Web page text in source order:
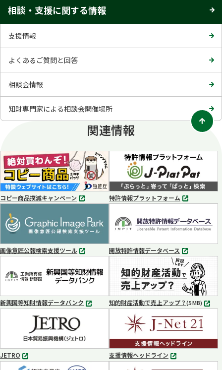
相談・支援に関する情報
支援情報
よくあるご質問と回答
相談会情報
知財専門家による相談会開催場所
関連情報
コピー商品撲滅キャンペーン
別
で
開
く
特許情報プラットフォーム
別
ブ
で
く
画像意匠公報検索支援ツール
別
ブ
で
く
開放特許情報データベース
別
タ
ブ
で
開
く
新興国等知財情報データバンク
別
開
く
知的財産活動で売上アップ？(5 MB) MP4
JETRO
別
支援情報ヘッドライン
別